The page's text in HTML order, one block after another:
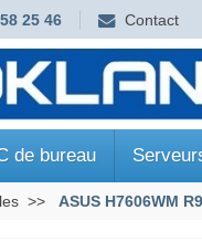
25 46 Contact
de bureau
ASUS H7606WM